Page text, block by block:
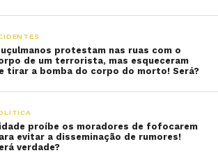
protestam nas ruas com o
de um terrorista, mas esqueceram
tirar a bomba do corpo do morto! Será?
proíbe os moradores de fofocarem
evitar a disseminação de rumores!
verdade?